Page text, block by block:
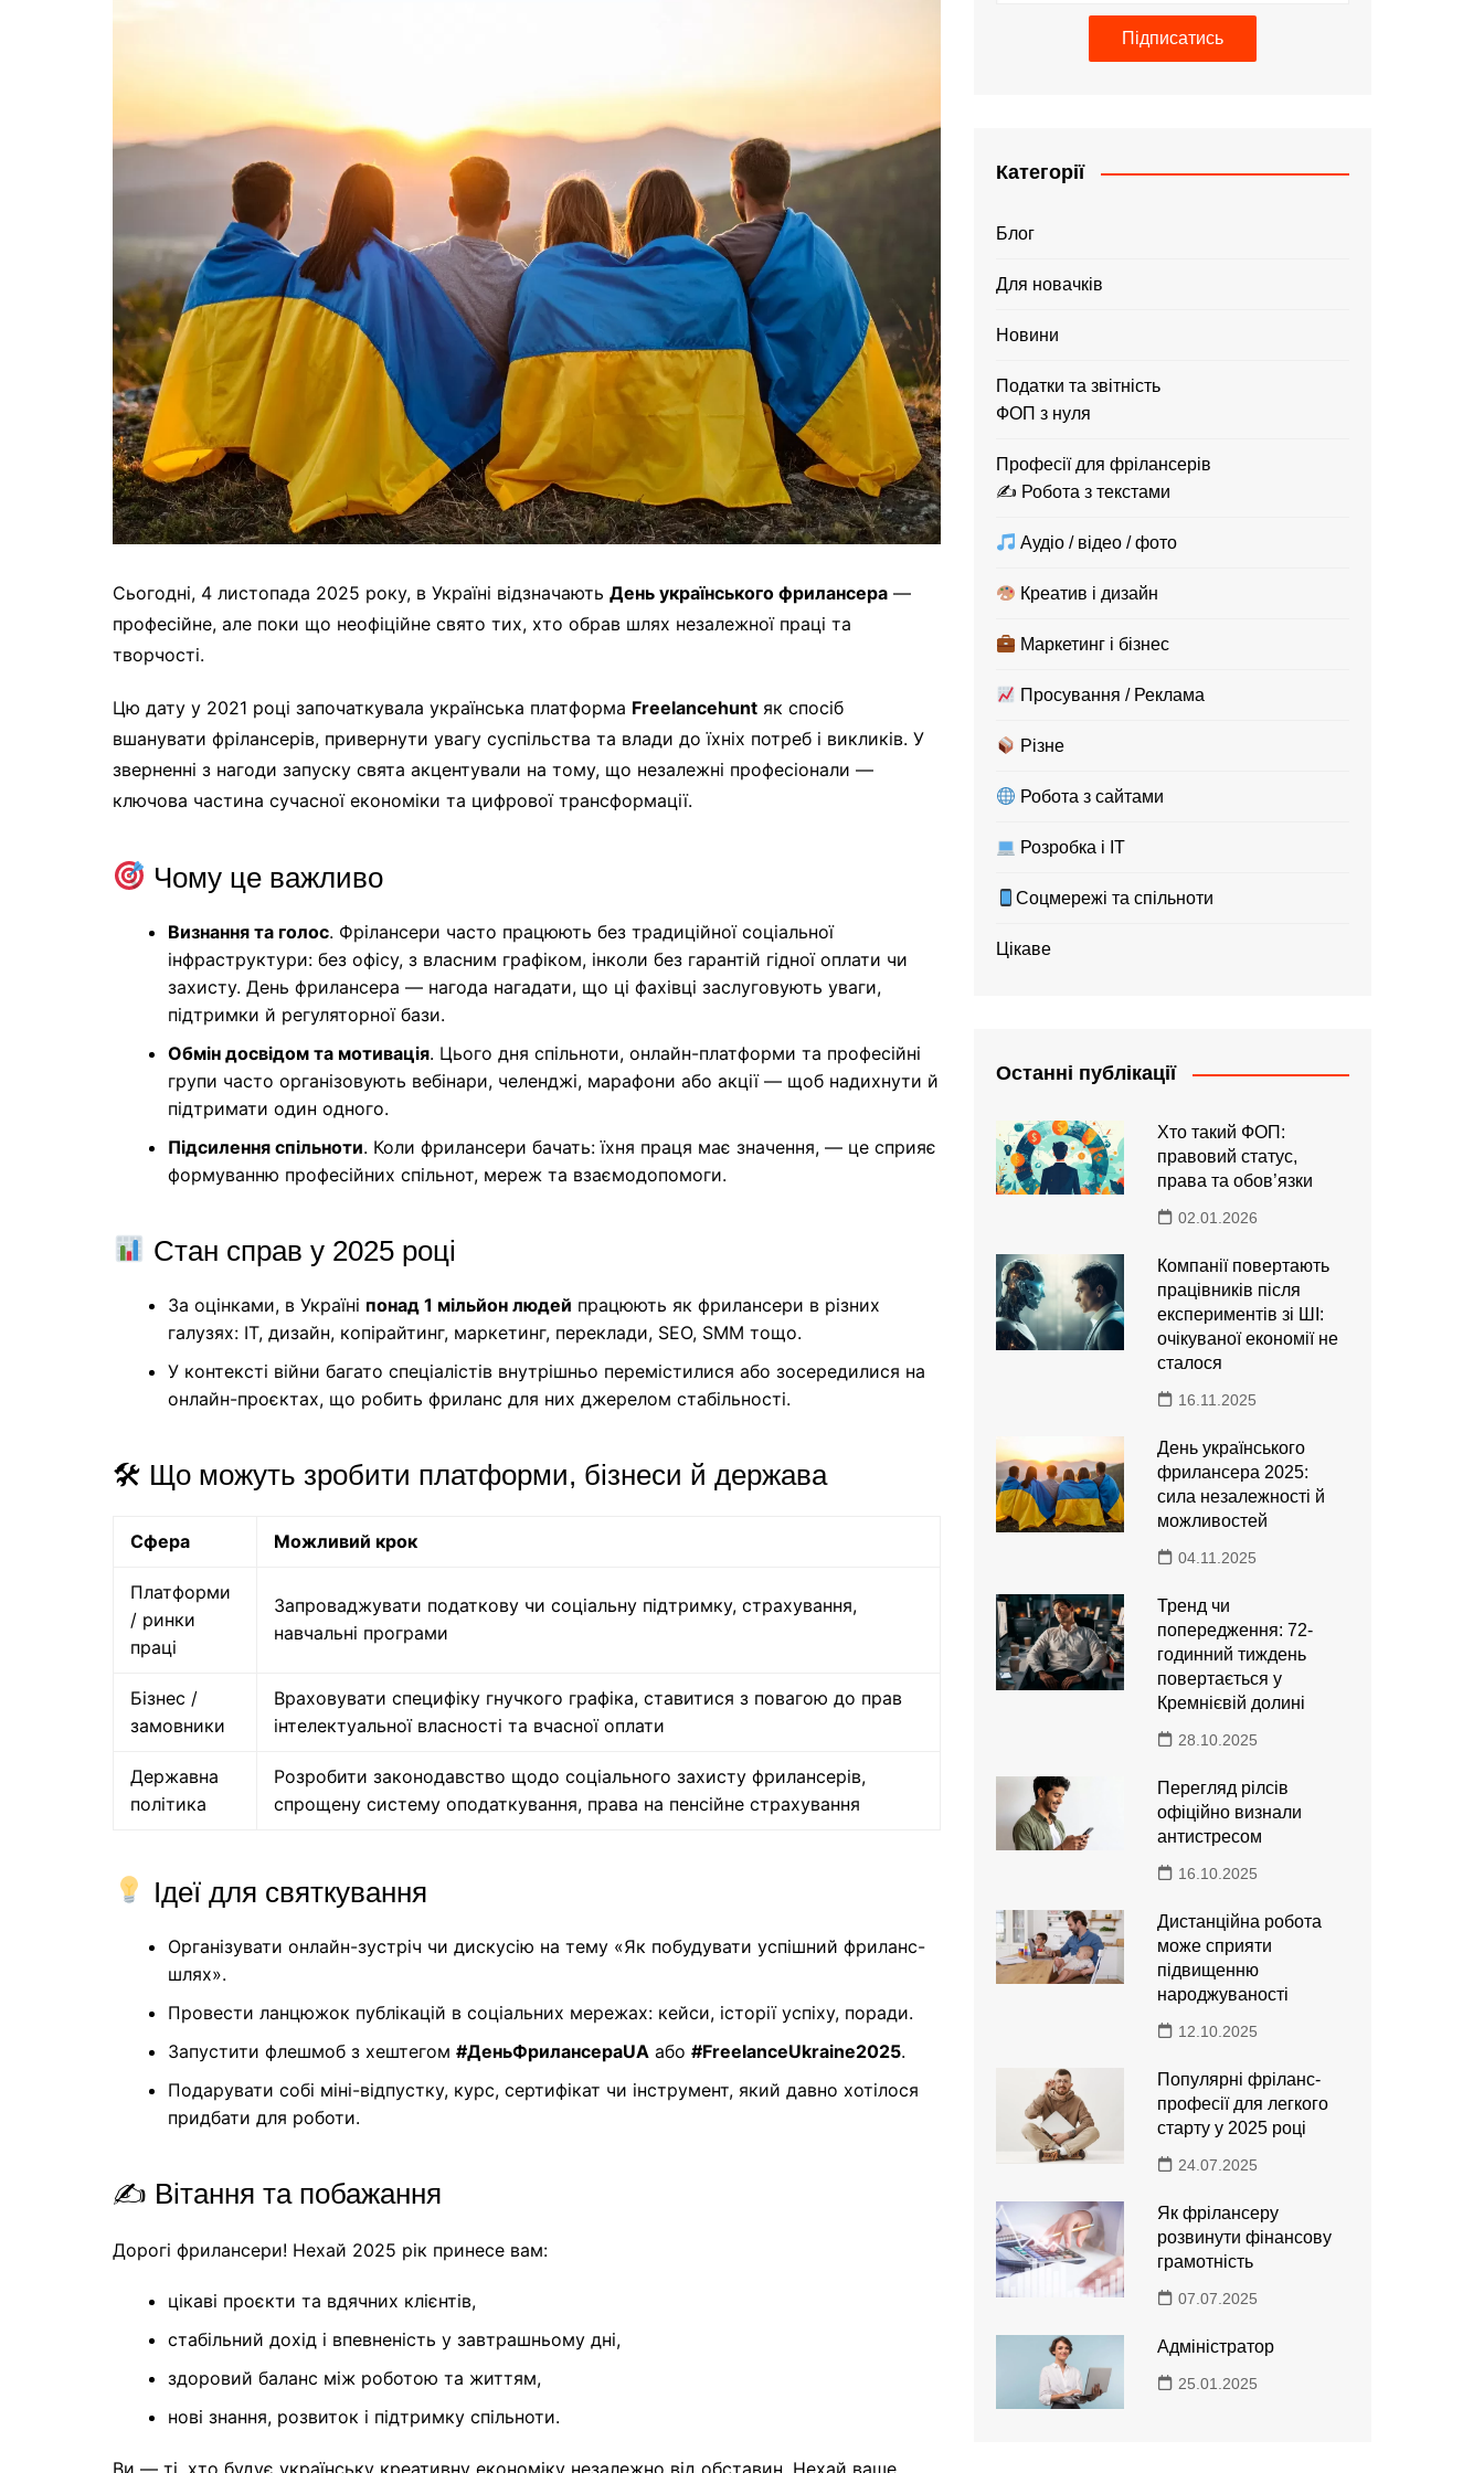
Сьогодні, 4 листопада 2025 року, в Україні відзначають День українського фрилансера —
професійне, але поки що неофіційне свято тих, хто обрав шлях незалежної праці та
творчості.
Цю дату у 2021 році започаткувала українська платформа Freelancehunt як спосіб
вшанувати фрілансерів, привернути увагу суспільства та влади до їхніх потреб і викликів. У
зверненні з нагоди запуску свята акцентували на тому, що незалежні професіонали —
ключова частина сучасної економіки та цифрової трансформації.
Чому це важливо
Визнання та голос. Фрілансери часто працюють без традиційної соціальної
інфраструктури: без офісу, з власним графіком, інколи без гарантій гідної оплати чи
захисту. День фрилансера — нагода нагадати, що ці фахівці заслуговують уваги,
підтримки й регуляторної бази.
Обмін досвідом та мотивація. Цього дня спільноти, онлайн-платформи та професійні
групи часто організовують вебінари, челенджі, марафони або акції — щоб надихнути й
підтримати один одного.
Підсилення спільноти. Коли фрилансери бачать: їхня праця має значення, — це сприяє
формуванню професійних спільнот, мереж та взаємодопомоги.
Стан справ у 2025 році
За оцінками, в Україні понад 1 мільйон людей працюють як фрилансери в різних
галузях: IT, дизайн, копірайтинг, маркетинг, переклади, SEO, SMM тощо.
У контексті війни багато спеціалістів внутрішньо перемістилися або зосередилися на
онлайн-проєктах, що робить фриланс для них джерелом стабільності.
🛠 Що можуть зробити платформи, бізнеси й держава
Сфера Можливий крок
Платформи
/ ринки
праці
Запроваджувати податкову чи соціальну підтримку, страхування,
навчальні програми
Бізнес /
замовники
Враховувати специфіку гнучкого графіка, ставитися з повагою до прав
інтелектуальної власності та вчасної оплати
Державна
політика
Розробити законодавство щодо соціального захисту фрилансерів,
спрощену систему оподаткування, права на пенсійне страхування
Ідеї для святкування
Організувати онлайн-зустріч чи дискусію на тему «Як побудувати успішний фриланс-
шлях».
Провести ланцюжок публікацій в соціальних мережах: кейси, історії успіху, поради.
Запустити флешмоб з хештегом #ДеньФрилансераUA або #FreelanceUkraine2025.
Подарувати собі міні-відпустку, курс, сертифікат чи інструмент, який давно хотілося
придбати для роботи.
✍️ Вітання та побажання
Дорогі фрилансери! Нехай 2025 рік принесе вам:
цікаві проєкти та вдячних клієнтів,
стабільний дохід і впевненість у завтрашньому дні,
здоровий баланс між роботою та життям,
нові знання, розвиток і підтримку спільноти.
Ви — ті, хто будує українську креативну економіку незалежно від обставин. Нехай ваше
Підписатись
Категорії
Блог
Для новачків
Новини
Податки та звітність
ФОП з нуля
Професії для фрілансерів
✍️ Робота з текстами
Аудіо / відео / фото
Креатив і дизайн
Маркетинг і бізнес
Просування / Реклама
Різне
Робота з сайтами
Розробка і IT
Соцмережі та спільноти
Цікаве
Останні публікації
Хто такий ФОП:
правовий статус,
права та обов’язки
02.01.2026
Компанії повертають
працівників після
експериментів зі ШІ:
очікуваної економії не
сталося
16.11.2025
День українського
фрилансера 2025:
сила незалежності й
можливостей
04.11.2025
Тренд чи
попередження: 72-
годинний тиждень
повертається у
Кремнієвій долині
28.10.2025
Перегляд рілсів
офіційно визнали
антистресом
16.10.2025
Дистанційна робота
може сприяти
підвищенню
народжуваності
12.10.2025
Популярні фріланс-
професії для легкого
старту у 2025 році
24.07.2025
Як фрілансеру
розвинути фінансову
грамотність
07.07.2025
Адміністратор
25.01.2025